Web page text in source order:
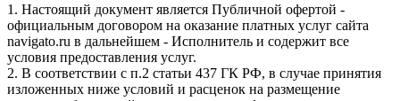
1. Настоящий документ является Публичной офертой -
официальным договором на оказание платных услуг сайта
navigato.ru в дальнейшем - Исполнитель и содержит все
условия предоставления услуг.
2. В соответствии с п.2 статьи 437 ГК РФ, в случае принятия
изложенных ниже условий и расценок на размещение